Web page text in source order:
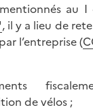
au I
, il y a lieu de
l’entreprise (
devélos ;